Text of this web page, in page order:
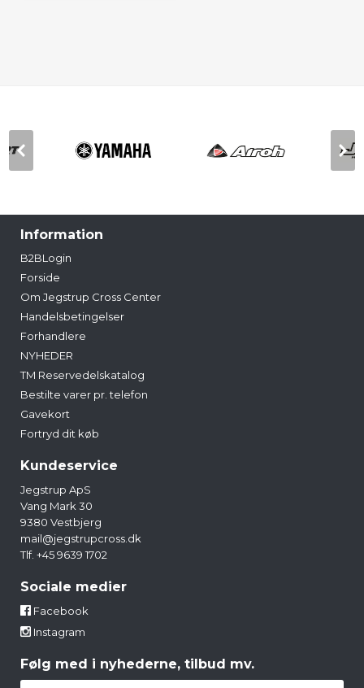
Information
B2BLogin
Forside
Om Jegstrup Cross Center
Handelsbetingelser
Forhandlere
NYHEDER
TM Reservedelskatalog
Bestilte varer pr. telefon
Gavekort
Fortryd dit køb
Kundeservice
Jegstrup ApS
Vang Mark 30
9380 Vestbjerg
mail@jegstrupcross.dk
Tlf. +45 9639 1702
Sociale medier
Facebook
Instagram
Følg med i nyhederne, tilbud mv.